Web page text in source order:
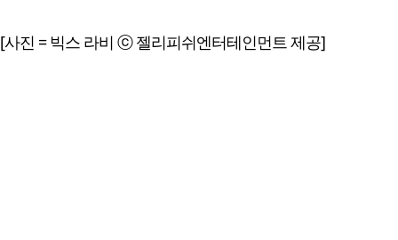
[사진 = 빅스 라비 ⓒ 젤리피쉬엔터테인먼트 제공]